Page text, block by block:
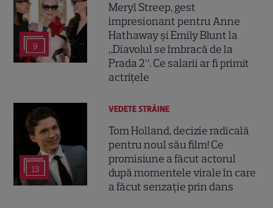
9
Meryl Streep, gest
impresionant pentru Anne
Hathaway și Emily Blunt la
„Diavolul se îmbracă de la
Prada 2”. Ce salarii ar fi primit
actrițele
13
VEDETE STRĂINE
Tom Holland, decizie radicală
pentru noul său film! Ce
promisiune a făcut actorul
după momentele virale în care
a făcut senzație prin dans